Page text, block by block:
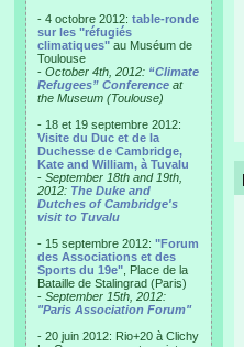
- 4 octobre 2012: table-ronde
sur les "réfugiés
climatiques" au Muséum de
Toulouse
- October 4th, 2012: “Climate
Refugees” Conference at
the Museum (Toulouse)
- 18 et 19 septembre 2012:
Visite du Duc et de la
Duchesse de Cambridge,
Kate and William, à Tuvalu
- September 18th and 19th,
2012: The Duke and
Dutches of Cambridge's
visit to Tuvalu
- 15 septembre 2012: "Forum
des Associations et des
Sports du 19e" , Place de la
Bataille de Stalingrad (Paris)
- September 15th, 2012:
"Paris Association Forum"
- 20 juin 2012: Rio+20 à Clichy